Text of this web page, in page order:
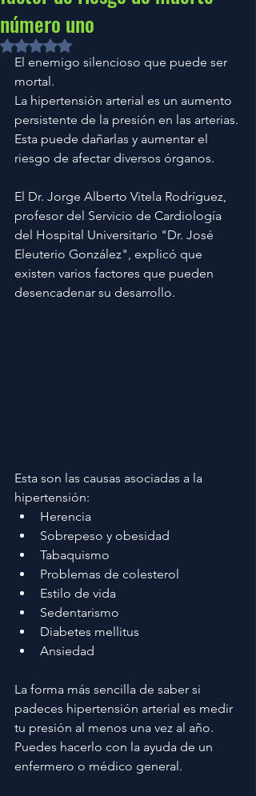
número uno
Obtuvo NaN de 5 estrellas.
El enemigo silencioso que puede ser
mortal.
La hipertensión arterial es un aumento
persistente de la presión en las arterias.
Esta puede dañarlas y aumentar el
riesgo de afectar diversos órganos.
El Dr. Jorge Alberto Vitela Rodríguez,
profesor del Servicio de Cardiología
del Hospital Universitario "Dr. José
Eleuterio González", explicó que
existen varios factores que pueden
desencadenar su desarrollo.
Esta son las causas asociadas a la
hipertensión:
Herencia
Sobrepeso y obesidad
Tabaquismo
Problemas de colesterol
Estilo de vida
Sedentarismo
Diabetes mellitus
Ansiedad
La forma más sencilla de saber si
padeces hipertensión arterial es medir
tu presión al menos una vez al año.
Puedes hacerlo con la ayuda de un
enfermero o médico general.